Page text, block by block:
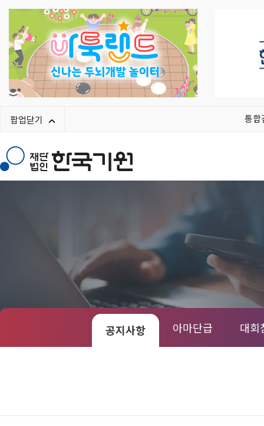
팝업닫기 통합
공지사항 아마단급 대회